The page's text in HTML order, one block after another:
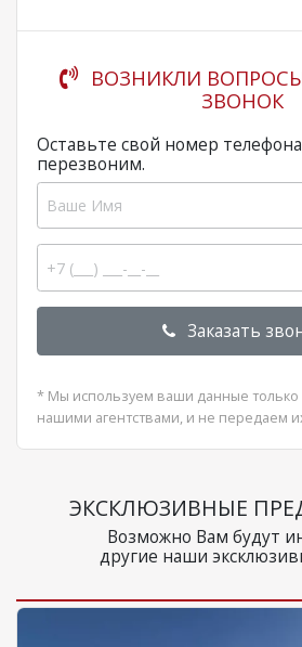
ВОЗНИКЛИ
ЗВОНОК
Оставьте свой номер
перезвоним.
Заказать
* Мы используем ваши данные только
нашими агентствами, и не передаем
ЭКСКЛЮЗИВНЫЕ
Возможно Вам будут
другие наши